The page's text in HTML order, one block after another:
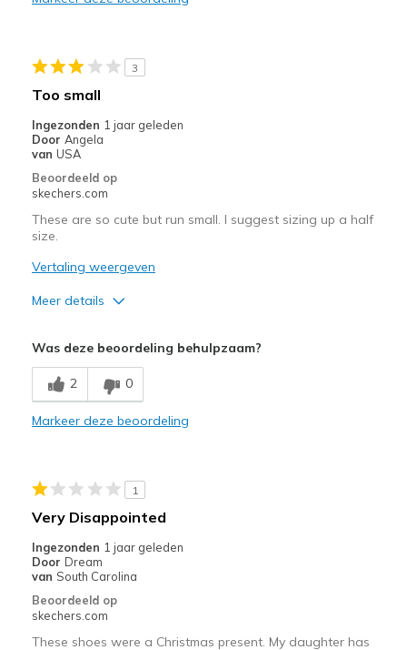
3
Too small
Ingezonden 1 jaar geleden
Door Angela
van USA
Beoordeeld op
skechers.com
These are so cute but run small. I suggest sizing up a half
size.
Vertaling weergeven
Meer details
Stylish
Was deze beoordeling behulpzaam?
2 0
Markeer deze beoordeling
1
Very Disappointed
Ingezonden 1 jaar geleden
Door Dream
van South Carolina
Beoordeeld op
skechers.com
These shoes were a Christmas present. My daughter has